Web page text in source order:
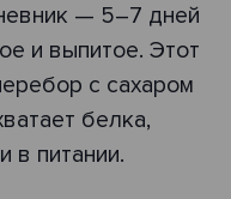
— 5–7 дней
и выпитое. Этот
с сахаром
белка,
в питании.